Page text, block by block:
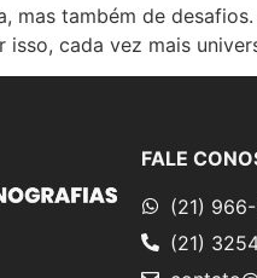
mas também de
isso, cada vez mais
FALE
(21)
(21)